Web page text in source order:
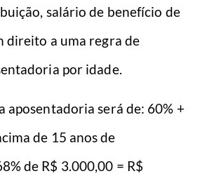
salário de benefício de
direito a uma regra de
por idade.
aposentadoria será de: 60% +
de 15 anos de
de R$ 3.000,00 = R$